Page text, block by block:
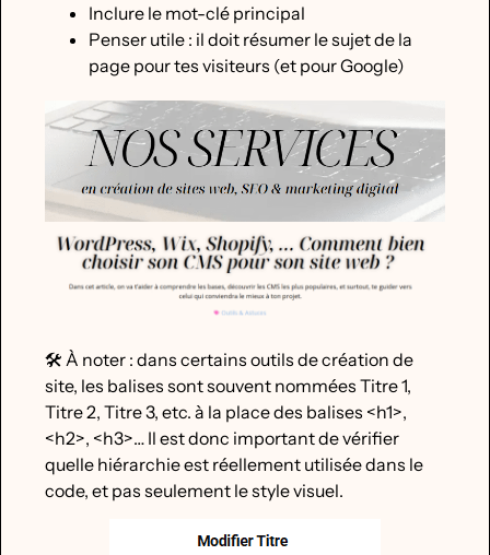
Inclure le mot-clé principal
Penser utile : il doit résumer le sujet de la
page pour tes visiteurs (et pour Google)
🛠️ À noter : dans certains outils de création de
site, les balises sont souvent nommées Titre 1,
Titre 2, Titre 3, etc. à la place des balises <h1>,
<h2>, <h3>… Il est donc important de vérifier
quelle hiérarchie est réellement utilisée dans le
code, et pas seulement le style visuel.